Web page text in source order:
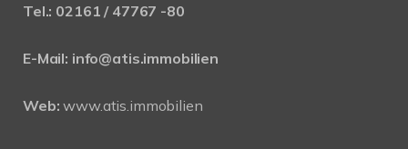
Tel.: 02161 / 47767 -80
E-Mail: info@atis.immobilien
Web: www.atis.immobilien